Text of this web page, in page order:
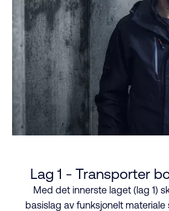
Lag 1 - Transporter
Med det innerste laget (lag 1)
basislag av funksjonelt